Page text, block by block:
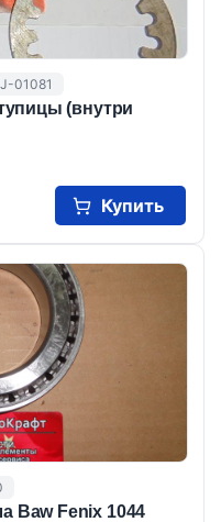
01081
(внутри
Купить
Baw Fenix 1044